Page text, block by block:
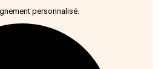
personnalisé.